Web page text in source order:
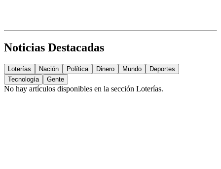
Noticias Destacadas
Loterías Nación Política Dinero Mundo
Deportes
Tecnología
Gente
No hay artículos disponibles en la sección Loterías.